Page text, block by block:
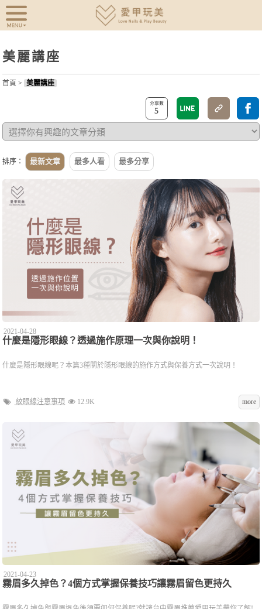
美麗講座
首頁 > 美麗講座
5
排序： 最新文章 最多人看 最多分享
2021-04-28
什麼是隱形眼線？透過施作原理一次與你說明！
什麼是隱形眼線呢？本篇3種關於隱形眼線的施作方式與保養方式一次說明！
紋眼線注意事項 12.9K more
2021-04-23
霧眉多久掉色？4個方式掌握保養技巧讓霧眉留色更持久